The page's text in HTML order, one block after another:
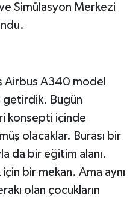
Simülasyon Merkezi
Airbus A340 model
getirdik. Bugün
konsepti içinde
olacaklar. Burası bir
da bir eğitim alanı.
bir mekan. Ama aynı
olan çocukların